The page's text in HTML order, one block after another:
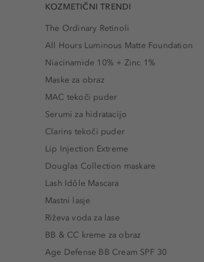
KOZMETIČNI TRENDI
The Ordinary Retinoli
All Hours Luminous Matte Foundation
Niacinamide 10% + Zinc 1%
Maske za obraz
MAC tekoči puder
Serumi za hidratacijo
Clarins tekoči puder
Lip Injection Extreme
Douglas Collection maskare
Lash Idôle Mascara
Mastni lasje
Riževa voda za lase
BB & CC kreme za obraz
Age Defense BB Cream SPF 30